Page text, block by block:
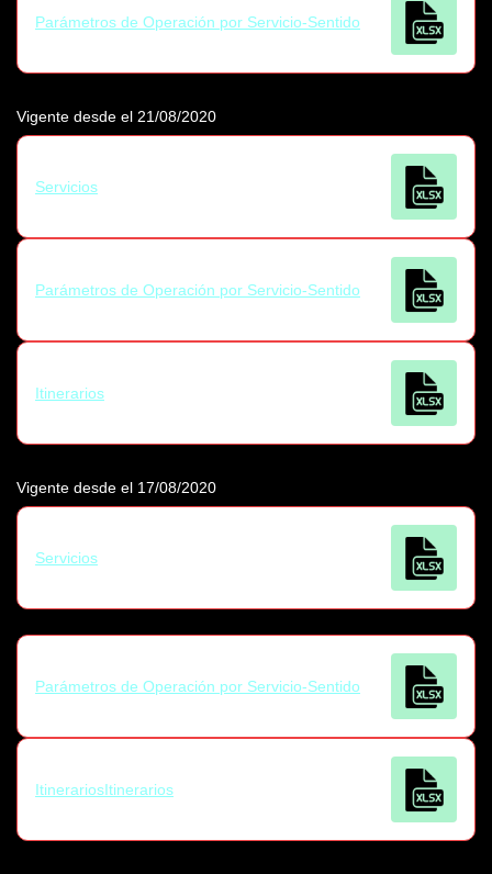
Parámetros de Operación por Servicio-Sentido
Vigente desde el 21/08/2020
Servicios
Parámetros de Operación por Servicio-Sentido
Itinerarios
Vigente desde el 17/08/2020
Servicios
Parámetros de Operación por Servicio-Sentido
ItinerariosItinerarios